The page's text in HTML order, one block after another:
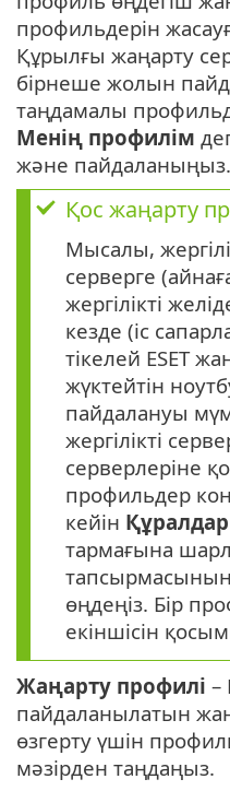
профильдерін
Құрылғы жаңарту
бірнеше жолын
таңдамалы
Менің профилім
және пайдаланыңыз.
Қос жаңарту
Мысалы,
серверге
жергілікті
кезде (іс
тікелей ESET
жүктейтін
пайдалануы
жергілікті
серверлеріне
профильдер
кейін Құралдар
тармағына
өңдеңіз. Бір
екіншісін
Жаңарту профилі –
пайдаланылатын
өзгерту үшін
мәзірден таңдаңыз.